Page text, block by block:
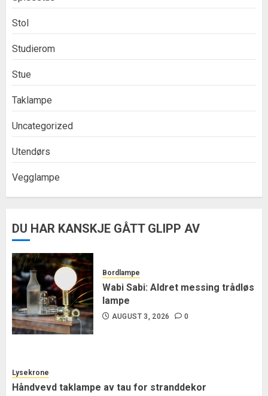
Stol
Studierom
Stue
Taklampe
Uncategorized
Utendørs
Vegglampe
DU HAR KANSKJE GÅTT GLIPP AV
Bordlampe
Wabi Sabi: Aldret messing trådløs
lampe
AUGUST 3, 2026 0
Lysekrone
Håndvevd taklampe av tau for stranddekor